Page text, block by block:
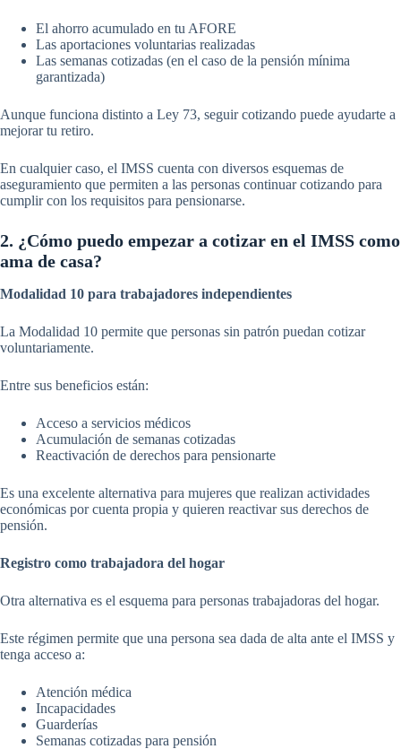
El ahorro acumulado en tu AFORE
Las aportaciones voluntarias realizadas
Las semanas cotizadas (en el caso de la pensión mínima
garantizada)
Aunque funciona distinto a Ley 73, seguir cotizando puede ayudarte a
mejorar tu retiro.
En cualquier caso, el IMSS cuenta con diversos esquemas de
aseguramiento que permiten a las personas continuar cotizando para
cumplir con los requisitos para pensionarse.
2. ¿Cómo puedo empezar a cotizar en el IMSS como
ama de casa?
Modalidad 10 para trabajadores independientes
La Modalidad 10 permite que personas sin patrón puedan cotizar
voluntariamente.
Entre sus beneficios están:
Acceso a servicios médicos
Acumulación de semanas cotizadas
Reactivación de derechos para pensionarte
Es una excelente alternativa para mujeres que realizan actividades
económicas por cuenta propia y quieren reactivar sus derechos de
pensión.
Registro como trabajadora del hogar
Otra alternativa es el esquema para personas trabajadoras del hogar.
Este régimen permite que una persona sea dada de alta ante el IMSS y
tenga acceso a:
Atención médica
Incapacidades
Guarderías
Semanas cotizadas para pensión